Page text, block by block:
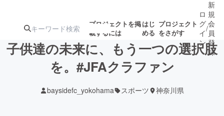
プロジェクトを掲
載するには
はじ
める
プロジェクト
をさがす
ターン
ジェクト
募集終了が近いプ
ロジェクト
されます
ロ
グ
イ
ン
/
新
規
会
員
登
録
子供達の未来に、もう一つの選択肢
を。#JFAクラファン
baysidefc_yokohama スポーツ 神奈川県